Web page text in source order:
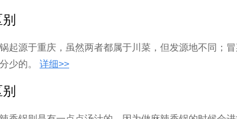
起源于重庆，虽然两者都属于川菜，但发源地不同；
少的。
详细>>